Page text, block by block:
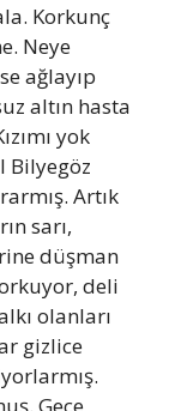
Korkunç
Neye
ağlayıp
altın hasta
yok
Bilyegöz
Artık
sarı,
düşman
deli
olanları
gizlice
Gece